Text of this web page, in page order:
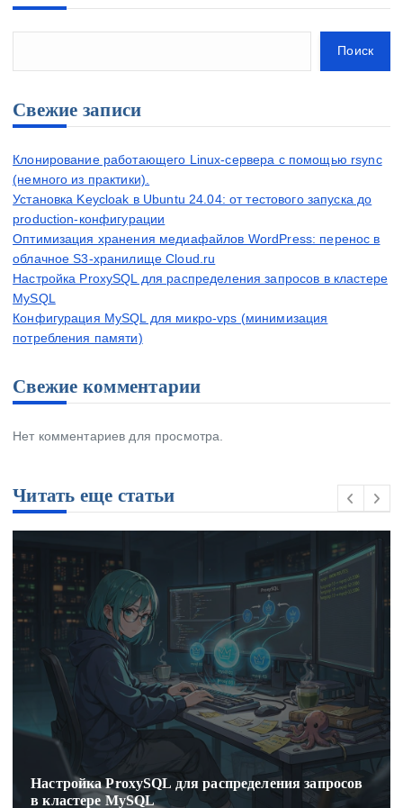
г
и
и
я
а
п
и
с
й
Поиск
Свежие записи
Клонирование работающего Linux-сервера с помощью rsync
(немного из практики).
Установка Keycloak в Ubuntu 24.04: от тестового запуска до
production-конфигурации
Оптимизация хранения медиафайлов WordPress: перенос в
облачное S3-хранилище Cloud.ru
Настройка ProxySQL для распределения запросов в кластере
MySQL
Конфигурация MySQL для микро-vps (минимизация
потребления памяти)
Свежие комментарии
Нет комментариев для просмотра.
Читать еще статьи
Настройка ProxySQL для распределения запросов
в кластере MySQL